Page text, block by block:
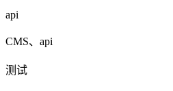
api
CMS、api
测试